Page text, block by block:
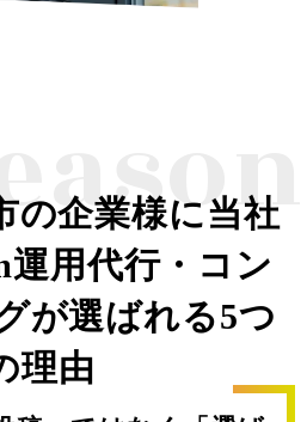
の企業様に当社
用代行・コン
が選ばれる5つ
理由